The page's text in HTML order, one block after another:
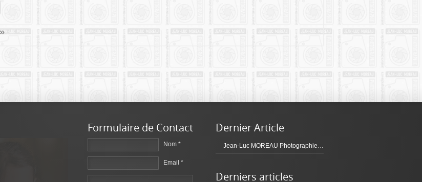
Formulaire de Contact
Nom *
Email *
Dernier Article
Jean-Luc MOREAU Photographie réalise la campagne de Com’Estivale 2023 de Batz-sur-Mer
Derniers articles